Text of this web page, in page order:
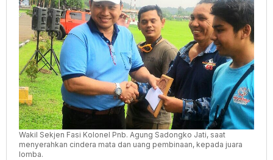
Wakil Sekjen Fasi Kolonel Pnb. Agung Sadongko Jati, saat
menyerahkan cindera mata dan uang pembinaan, kepada juara
lomba.